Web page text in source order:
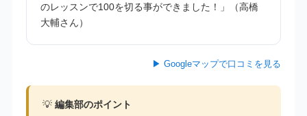
のレッスンで100を切る事ができました！」（高橋
大輔さん）
▶ Googleマップで口コミを見る
💡 編集部のポイント